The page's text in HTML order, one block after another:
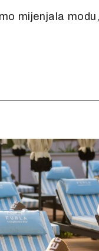
mijenjala